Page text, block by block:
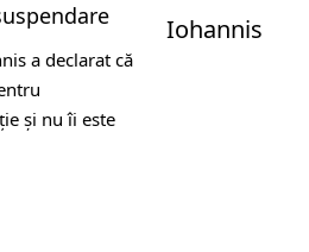
a declarat că
şi nu îi este